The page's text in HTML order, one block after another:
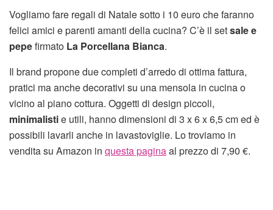
Vogliamo fare regali di Natale sotto i 10 euro che faranno
felici amici e parenti amanti della cucina? C’è il setsale e
pepefirmato La Porcellana Bianca.
Il brand propone due completi d’arredo di ottima fattura,
pratici ma anche decorativi su una mensola in cucina o
vicino al piano cottura. Oggetti di design piccoli,
minimalistie utili, hanno dimensioni di 3 x 6 x 6,5 cm ed è
possibili lavarli anche in lavastoviglie. Lo troviamo in
vendita su Amazon in questa paginaal prezzo di 7,90 €.